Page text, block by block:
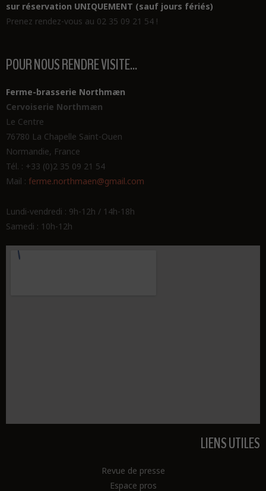
sur réservation UNIQUEMENT (sauf jours fériés)
Prenez rendez-vous au 02 35 09 21 54 !
POUR NOUS RENDRE VISITE...
Ferme-brasserie Northmæn
Cervoiserie Northmæn
Le Centre
76780 La Chapelle Saint-Ouen
Normandie, France
Tél. : +33 (0)2 35 09 21 54
Mail : ferme.northmaen@gmail.com
Lundi-vendredi : 9h-12h / 14h-18h
Samedi : 10h-12h
LIENS UTILES
Revue de presse
Espace pros